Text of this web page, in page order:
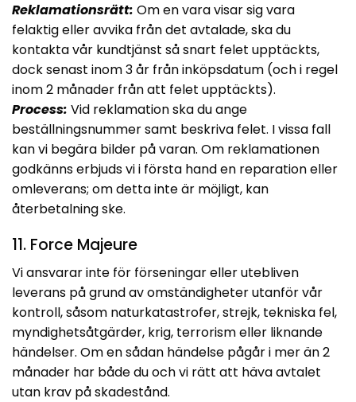
Reklamationsrätt: Om en vara visar sig vara
felaktig eller avvika från det avtalade, ska du
kontakta vår kundtjänst så snart felet upptäckts,
dock senast inom 3 år från inköpsdatum (och i regel
inom 2 månader från att felet upptäckts).
Process: Vid reklamation ska du ange
beställningsnummer samt beskriva felet. I vissa fall
kan vi begära bilder på varan. Om reklamationen
godkänns erbjuds vi i första hand en reparation eller
omleverans; om detta inte är möjligt, kan
återbetalning ske.
11. Force Majeure
Vi ansvarar inte för förseningar eller utebliven
leverans på grund av omständigheter utanför vår
kontroll, såsom naturkatastrofer, strejk, tekniska fel,
myndighetsåtgärder, krig, terrorism eller liknande
händelser. Om en sådan händelse pågår i mer än 2
månader har både du och vi rätt att häva avtalet
utan krav på skadestånd.